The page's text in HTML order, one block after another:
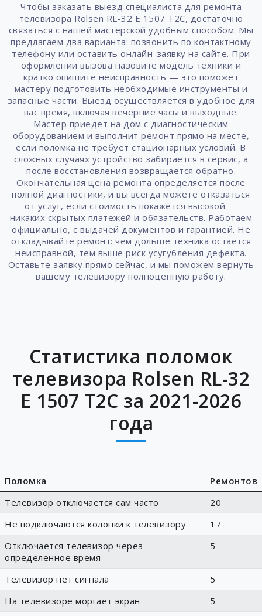
Чтобы заказать выезд специалиста для ремонта
телевизора Rolsen RL-32 E 1507 T2C, достаточно
связаться с нашей мастерской удобным способом. Мы
предлагаем два варианта: позвонить по контактному
телефону или оставить онлайн-заявку на сайте. При
оформлении вызова назовите модель техники и
кратко опишите неисправность — это поможет
мастеру подготовить необходимые инструменты и
запасные части. Выезд осуществляется в удобное для
вас время, включая вечерние часы и выходные.
Мастер приедет на дом с диагностическим
оборудованием и выполнит ремонт прямо на месте,
если поломка не требует стационарных условий. В
сложных случаях устройство забирается в сервис, а
после восстановления возвращается обратно.
Окончательная цена ремонта определяется после
полной диагностики, и вы всегда можете отказаться
от услуг, если стоимость покажется высокой —
никаких скрытых платежей и обязательств. Работаем
официально, с выдачей документов и гарантией. Не
откладывайте ремонт: чем дольше техника остается
неисправной, тем выше риск усугубления дефекта.
Оставьте заявку прямо сейчас, и мы поможем вернуть
вашему телевизору полноценную работу.
Статистика поломок
телевизора Rolsen RL-32
E 1507 T2C за 2021-2026
года
Поломка
Ремонтов
Телевизор отключается сам часто
20
Не подключаются колонки к телевизору
17
Отключается телевизор через
определенное время
5
Телевизор нет сигнала
5
На телевизоре моргает экран
5